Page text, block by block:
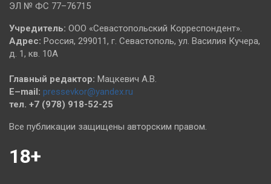
ЭЛ № ФС 77–76715
Учредитель: ООО «Севастопольский Корреспондент».
Адрес: Россия, 299011, г. Севастополь, ул. Василия Кучера,
д. 1, кв. 10А
Главный редактор: Мацкевич А.В.
E–mail: pressevkor@yandex.ru
тел. +7 (978) 918-52-25
Все публикации защищены авторским правом.
18+